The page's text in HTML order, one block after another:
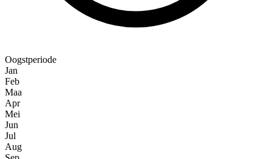
Oogstperiode
Jan
Feb
Maa
Apr
Mei
Jun
Jul
Aug